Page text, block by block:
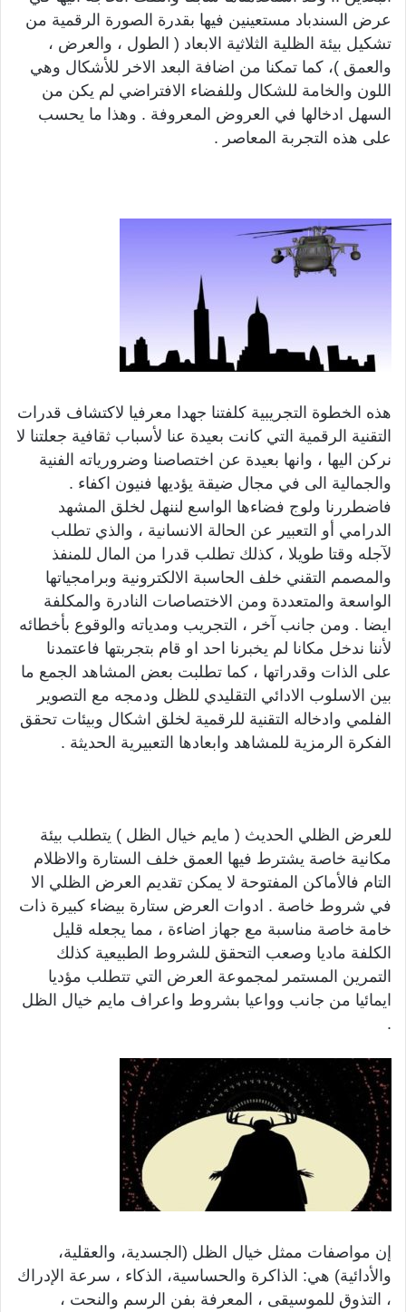
عرض السندباد مستعينين فيها بقدرة الصورة الرقمية من
تشكيل بيئة الظلية الثلاثية الابعاد ( الطول ، والعرض ،
والعمق )، كما تمكنا من اضافة البعد الاخر للأشكال وهي
اللون والخامة للشكال وللفضاء الافتراضي لم يكن من
السهل ادخالها في العروض المعروفة . وهذا ما يحسب
على هذه التجربة المعاصر .
هذه الخطوة التجريبية كلفتنا جهدا معرفيا لاكتشاف قدرات
التقنية الرقمية التي كانت بعيدة عنا لأسباب ثقافية جعلتنا لا
نركن اليها ، وانها بعيدة عن اختصاصنا وضرورياته الفنية
والجمالية الى في مجال ضيقة يؤديها فنيون اكفاء .
فاضطررنا ولوج فضاءها الواسع لننهل لخلق المشهد
الدرامي أو التعبير عن الحالة الانسانية ، والذي تطلب
لآجله وقتا طويلا ، كذلك تطلب قدرا من المال للمنفذ
والمصمم التقني خلف الحاسبة الالكترونية وبرامجياتها
الواسعة والمتعددة ومن الاختصاصات النادرة والمكلفة
ايضا . ومن جانب آخر ، التجريب ومدياته والوقوع بأخطائه
لأننا ندخل مكانا لم يخبرنا احد او قام بتجربتها فاعتمدنا
على الذات وقدراتها ، كما تطلبت بعض المشاهد الجمع ما
بين الاسلوب الادائي التقليدي للظل ودمجه مع التصوير
الفلمي وادخاله التقنية للرقمية لخلق اشكال وبيئات تحقق
الفكرة الرمزية للمشاهد وابعادها التعبيرية الحديثة .
للعرض الظلي الحديث ( مايم خيال الظل ) يتطلب بيئة
مكانية خاصة يشترط فيها العمق خلف الستارة والاظلام
التام فالأماكن المفتوحة لا يمكن تقديم العرض الظلي الا
في شروط خاصة . ادوات العرض ستارة بيضاء كبيرة ذات
خامة خاصة مناسبة مع جهاز اضاءة ، مما يجعله قليل
الكلفة ماديا وصعب التحقق للشروط الطبيعية كذلك
التمرين المستمر لمجموعة العرض التي تتطلب مؤديا
ايمائيا من جانب وواعيا بشروط واعراف مايم خيال الظل
.
إن مواصفات ممثل خيال الظل (الجسدية، والعقلية،
والأدائية) هي: الذاكرة والحساسية، الذكاء ، سرعة الإدراك
، التذوق للموسيقى ، المعرفة بفن الرسم والنحت ،